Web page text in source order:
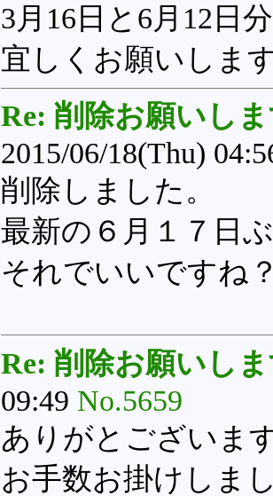
3月16日と6月12日
宜しくお願いしま
Re: 削除お願いし
2015/06/18(Thu)
削除しました。
最新の６月１７日
それでいいですね
Re: 削除お願いし
09:49 No.5659
ありがとございま
お手数お掛けしま